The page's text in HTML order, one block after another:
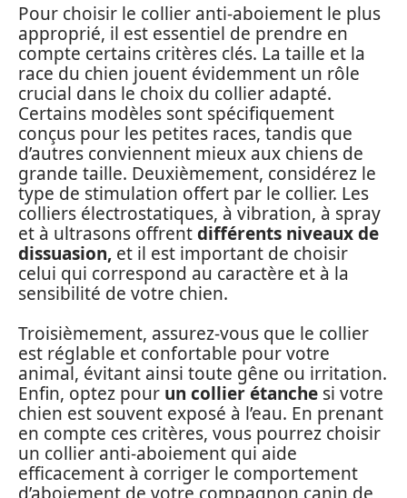
Pour choisir le collier anti-aboiement le plus
approprié, il est essentiel de prendre en
compte certains critères clés. La taille et la
race du chien jouent évidemment un rôle
crucial dans le choix du collier adapté.
Certains modèles sont spécifiquement
conçus pour les petites races, tandis que
d’autres conviennent mieux aux chiens de
grande taille. Deuxièmement, considérez le
type de stimulation offert par le collier. Les
colliers électrostatiques, à vibration, à spray
et à ultrasons offrentdifférents niveaux de
dissuasion, et il est important de choisir
celui qui correspond au caractère et à la
sensibilité de votre chien.
Troisièmement, assurez-vous que le collier
est réglable et confortable pour votre
animal, évitant ainsi toute gêne ou irritation.
Enfin, optez pour un collier étanche si votre
chien est souvent exposé à l’eau. En prenant
en compte ces critères, vous pourrez choisir
un collier anti-aboiement qui aide
efficacement à corriger le comportement